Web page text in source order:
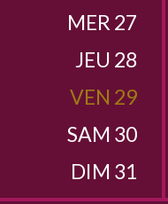
MER 27
JEU 28
VEN 29
SAM 30
DIM 31